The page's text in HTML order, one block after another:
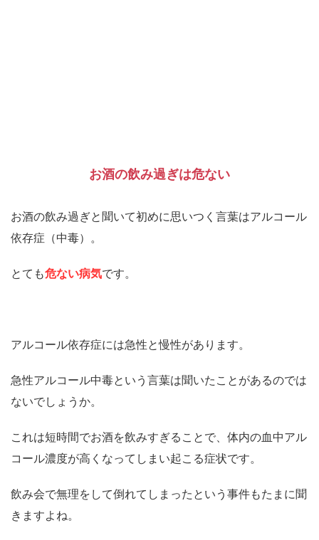
お酒の飲み過ぎは危ない
お酒の飲み過ぎと聞いて初めに思いつく言葉はアルコール
依存症（中毒）。
とても危ない病気です。
アルコール依存症には急性と慢性があります。
急性アルコール中毒という言葉は聞いたことがあるのでは
ないでしょうか。
これは短時間でお酒を飲みすぎることで、体内の血中アル
コール濃度が高くなってしまい起こる症状です。
飲み会で無理をして倒れてしまったという事件もたまに聞
きますよね。